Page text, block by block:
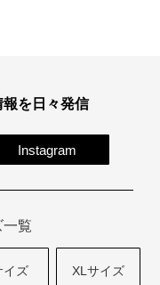
を日々発信
Instagram
一覧
イズ XLサイズ